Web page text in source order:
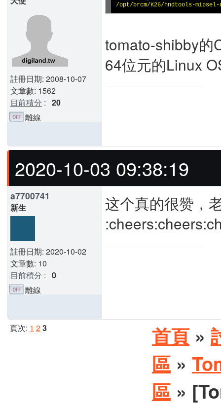
註冊日期: 2008-10-07
文章數: 1562
目前積分 : 20
/opt/brcm/K26/hndtools-
tomato-shibby的
64位元的Linux
離線
2020-10-03 09:38:19
a7700741
新生
註冊日期: 2020-10-02
文章數: 10
目前積分 : 0
这个真的很赞，
離線
頁次: 1 23 首頁 »
區 »
區 »